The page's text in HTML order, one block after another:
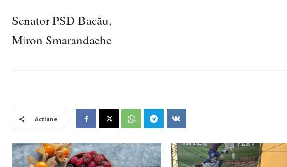
Senator PSD Bacău,
Miron Smarandache
Acțiune